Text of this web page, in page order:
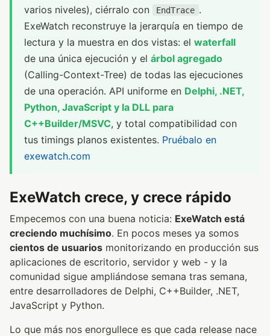
varios niveles), ciérralo con
EndTrace .
ExeWatch reconstruye la jerarquía en tiempo de
lectura y la muestra en dos vistas: el waterfall
de una única ejecución y el árbol agregado
(Calling-Context-Tree) de todas las ejecuciones
de una operación. API uniforme en Delphi, .NET,
Python, JavaScript y la DLL para
C++Builder/MSVC, y total compatibilidad con
tus timings planos existentes. Pruébalo en
exewatch.com
ExeWatch crece, y crece rápido
Empecemos con una buena noticia: ExeWatch está
creciendo muchísimo. En pocos meses ya somos
cientos de usuarios monitorizando en producción sus
aplicaciones de escritorio, servidor y web - y la
comunidad sigue ampliándose semana tras semana,
entre desarrolladores de Delphi, C++Builder, .NET,
JavaScript y Python.
Lo que más nos enorgullece es que cada release nace